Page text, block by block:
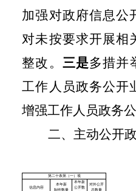
加强对政府信息公
对未按要求开展相
整改。 三是多措并
工作人员政务公开
增强工作人员政务
二、主动公开